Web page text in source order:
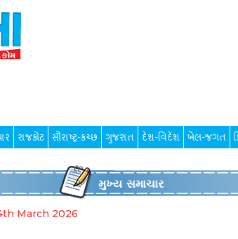
રાજકોટ સૌરાષ્ટ્ર-કચ્છ ગુજરાત દેશ-વિદેશ ખેલ-જગત
મુખ્ય સમાચાર
March 2026